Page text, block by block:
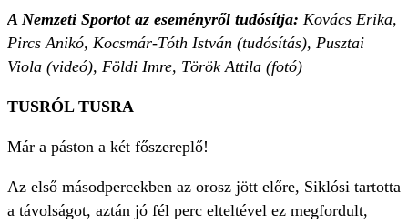
A Nemzeti Sportot az eseményről tudósítja: Kovács Erika,
Pircs Anikó, Kocsmár-Tóth István (tudósítás), Pusztai
Viola (videó), Földi Imre, Török Attila (fotó)
TUSRÓL TUSRA
Már a páston a két főszereplő!
Az első másodpercekben az orosz jött előre, Siklósi tartotta
a távolságot, aztán jó fél perc elteltével ez megfordult,